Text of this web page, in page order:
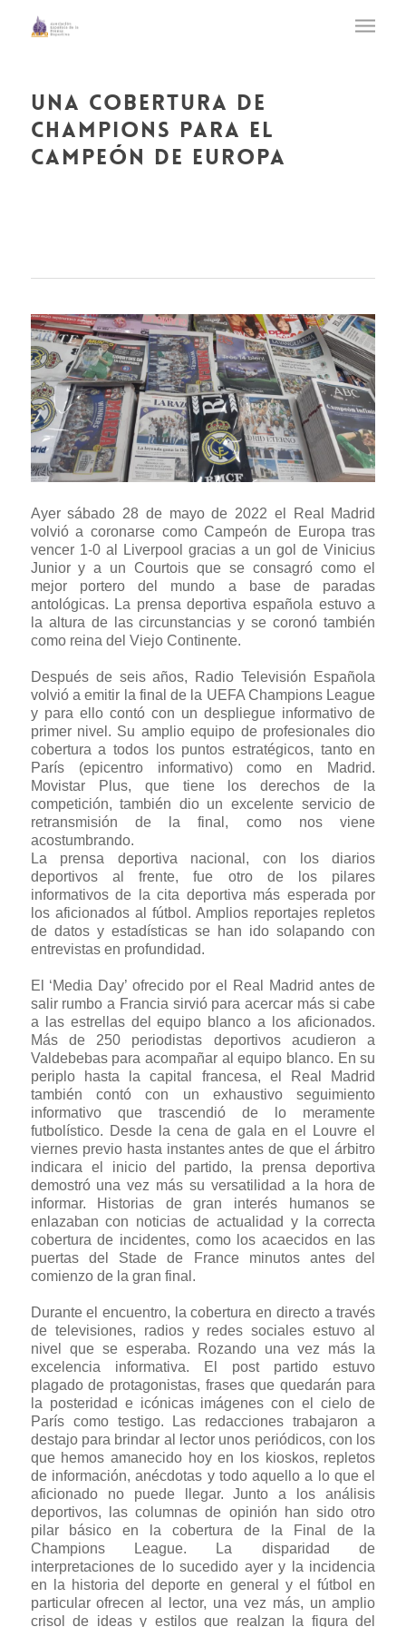
una cobertura de
champions para el
campeón de europa
Ayer sábado 28 de mayo de 2022 el Real Madrid
volvió a coronarse como Campeón de Europa tras
vencer 1-0 al Liverpool gracias a un gol de Vinicius
Junior y a un Courtois que se consagró como el
mejor portero del mundo a base de paradas
antológicas. La prensa deportiva española estuvo a
la altura de las circunstancias y se coronó también
como reina del Viejo Continente.
Después de seis años, Radio Televisión Española
volvió a emitir la final de la UEFA Champions League
y para ello contó con un despliegue informativo de
primer nivel. Su amplio equipo de profesionales dio
cobertura a todos los puntos estratégicos, tanto en
París (epicentro informativo) como en Madrid.
Movistar Plus, que tiene los derechos de la
competición, también dio un excelente servicio de
retransmisión de la final, como nos viene
acostumbrando.
La prensa deportiva nacional, con los diarios
deportivos al frente, fue otro de los pilares
informativos de la cita deportiva más esperada por
los aficionados al fútbol. Amplios reportajes repletos
de datos y estadísticas se han ido solapando con
entrevistas en profundidad.
El ‘Media Day’ ofrecido por el Real Madrid antes de
salir rumbo a Francia sirvió para acercar más si cabe
a las estrellas del equipo blanco a los aficionados.
Más de 250 periodistas deportivos acudieron a
Valdebebas para acompañar al equipo blanco. En su
periplo hasta la capital francesa, el Real Madrid
también contó con un exhaustivo seguimiento
informativo que trascendió de lo meramente
futbolístico. Desde la cena de gala en el Louvre el
viernes previo hasta instantes antes de que el árbitro
indicara el inicio del partido, la prensa deportiva
demostró una vez más su versatilidad a la hora de
informar. Historias de gran interés humanos se
enlazaban con noticias de actualidad y la correcta
cobertura de incidentes, como los acaecidos en las
puertas del Stade de France minutos antes del
comienzo de la gran final.
Durante el encuentro, la cobertura en directo a través
de televisiones, radios y redes sociales estuvo al
nivel que se esperaba. Rozando una vez más la
excelencia informativa. El post partido estuvo
plagado de protagonistas, frases que quedarán para
la posteridad e icónicas imágenes con el cielo de
París como testigo. Las redacciones trabajaron a
destajo para brindar al lector unos periódicos, con los
que hemos amanecido hoy en los kioskos, repletos
de información, anécdotas y todo aquello a lo que el
aficionado no puede llegar. Junto a los análisis
deportivos, las columnas de opinión han sido otro
pilar básico en la cobertura de la Final de la
Champions League. La disparidad de
interpretaciones de lo sucedido ayer y la incidencia
en la historia del deporte en general y el fútbol en
particular ofrecen al lector, una vez más, un amplio
crisol de ideas y estilos que realzan la figura del